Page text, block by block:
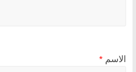
الاسم *